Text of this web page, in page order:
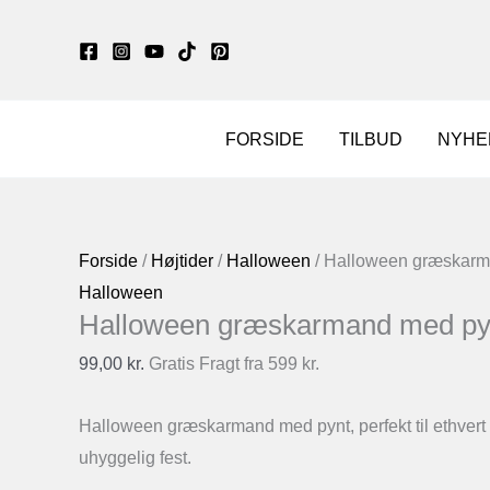
FORSIDE TILBUD
Forside / Højtider / Halloween / Halloween
Halloween
Halloween græskarmand med
99,00 kr. Gratis Fragt fra 599 kr.
Halloween græskarmand med pynt, perfekt til
uhyggelig fest.